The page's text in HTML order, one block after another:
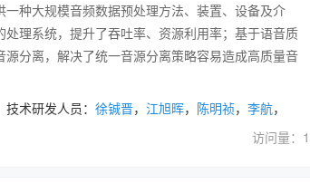
种大规模音频数据预处理方法、装置、设备及介
理系统，提升了吞吐率、资源利用率；基于语音质
分离，解决了统一音源分离策略容易造成高质量音
研发人员： 徐铖晋， 江旭晖， 陈明祯， 李航，
访问量：1